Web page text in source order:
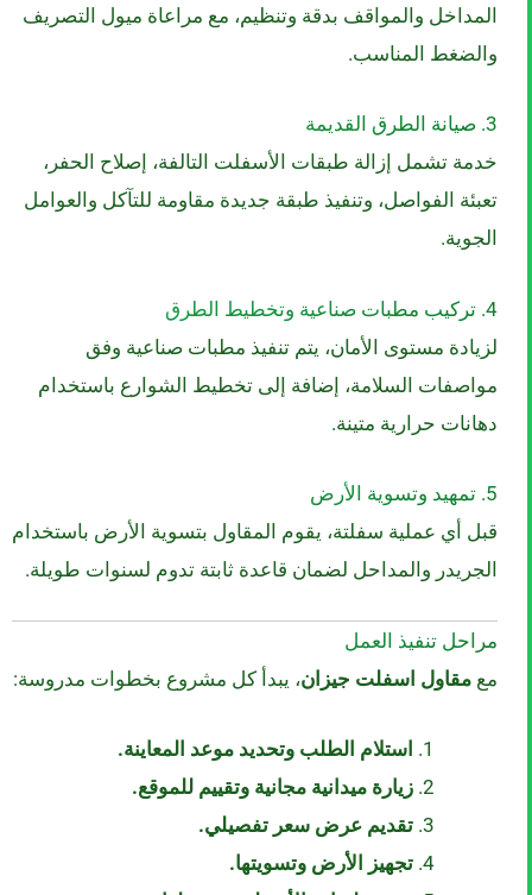
المداخل والمواقف بدقة وتنظيم، مع مراعاة ميول التصريف
والضغط المناسب.
3. صيانة الطرق القديمة
خدمة تشمل إزالة طبقات الأسفلت التالفة، إصلاح الحفر،
تعبئة الفواصل، وتنفيذ طبقة جديدة مقاومة للتآكل والعوامل
الجوية.
4. تركيب مطبات صناعية وتخطيط الطرق
لزيادة مستوى الأمان، يتم تنفيذ مطبات صناعية وفق
مواصفات السلامة، إضافة إلى تخطيط الشوارع باستخدام
دهانات حرارية متينة.
5. تمهيد وتسوية الأرض
قبل أي عملية سفلتة، يقوم المقاول بتسوية الأرض باستخدام
الجريدر والمداحل لضمان قاعدة ثابتة تدوم لسنوات طويلة.
مراحل تنفيذ العمل
مع مقاول اسفلت جيزان، يبدأ كل مشروع بخطوات مدروسة:
استلام الطلب وتحديد موعد المعاينة.
زيارة ميدانية مجانية وتقييم للموقع.
تقديم عرض سعر تفصيلي.
تجهيز الأرض وتسويتها.